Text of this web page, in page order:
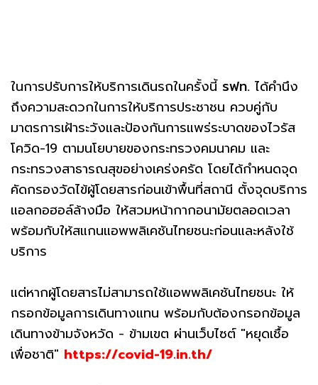
ในการปรับการให้บริการเดินรถในครั้งนี้ รฟท. ได้คำนึง
ถึงความสะดวกในการให้บริการประชาชน ควบคู่กับ
มาตรการเฝ้าระวังและป้องกันการแพร่ระบาดของไวรัส
โควิด-19 ตามนโยบายของกระทรวงคมนาคม และ
กระทรวงสาธารณสุขอย่างเคร่งครัด โดยได้กำหนดจุด
คัดกรองวัดไข้ผู้โดยสารก่อนเข้าพื้นที่สถานี ตั้งจุดบริการ
แอลกอฮอล์ล้างมือ ให้สวมหน้ากากอนามัยตลอดเวลา
พร้อมกับให้สแกนแอพพลิเคชันไทยชนะก่อนและหลังใช้
บริการ
แต่หากผู้โดยสารไม่สามารถใช้แอพพลิเคชันไทยชนะ ให้
กรอกข้อมูลการเดินทางแทน พร้อมกับต้องกรอกข้อมูล
เดินทางข้ามจังหวัด - ข้ามเขต ผ่านเว็บไซต์ "หยุดเชื้อ
เพื่อชาติ" https://covid-19.in.th/